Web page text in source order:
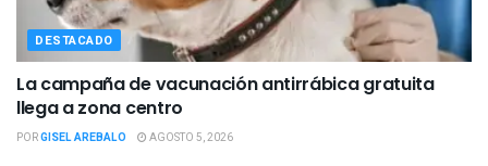
DESTACADO
La campaña de vacunación antirrábica gratuita
llega a zona centro
PORGISEL AREBALO AGOSTO 5, 2026